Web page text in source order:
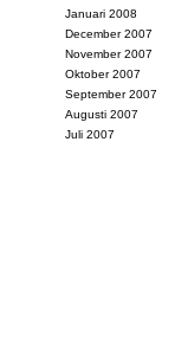
Januari 2008
December 2007
November 2007
Oktober 2007
September 2007
Augusti 2007
Juli 2007